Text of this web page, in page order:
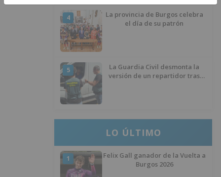
4
La provincia de Burgos celebra
el día de su patrón
5
La Guardia Civil desmonta la
versión de un repartidor tras
LO ÚLTIMO
1
Felix Gall ganador de la Vuelta a
Burgos 2026